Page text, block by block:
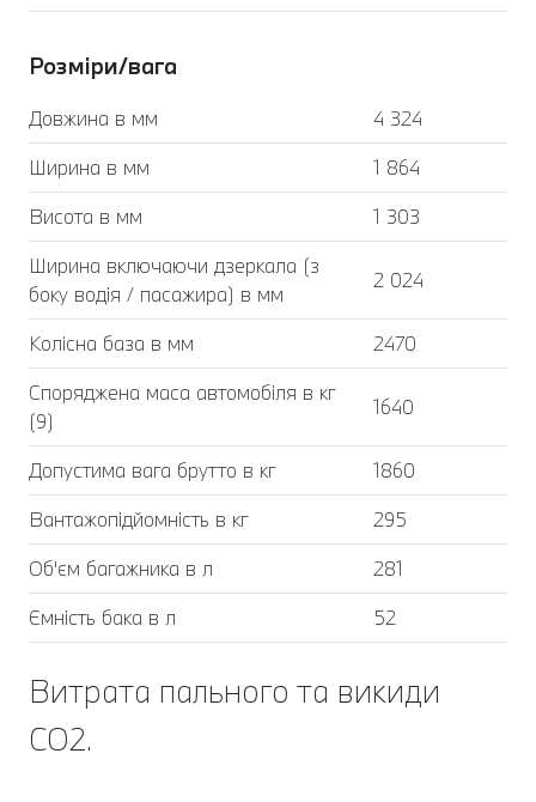
Розміри/вага
Довжина в мм
4 324
Ширина в мм
1 864
Висота в мм
1 303
Ширина включаючи дзеркала (з
боку водія / пасажира) в мм
2 024
Колісна база в мм
2470
Споряджена маса автомобіля в кг
(9)
1640
Допустима вага брутто в кг
1860
Вантажопідйомність в кг
295
Об'єм багажника в л
281
Ємність бака в л
52
Витрата пального та викиди
CO2.